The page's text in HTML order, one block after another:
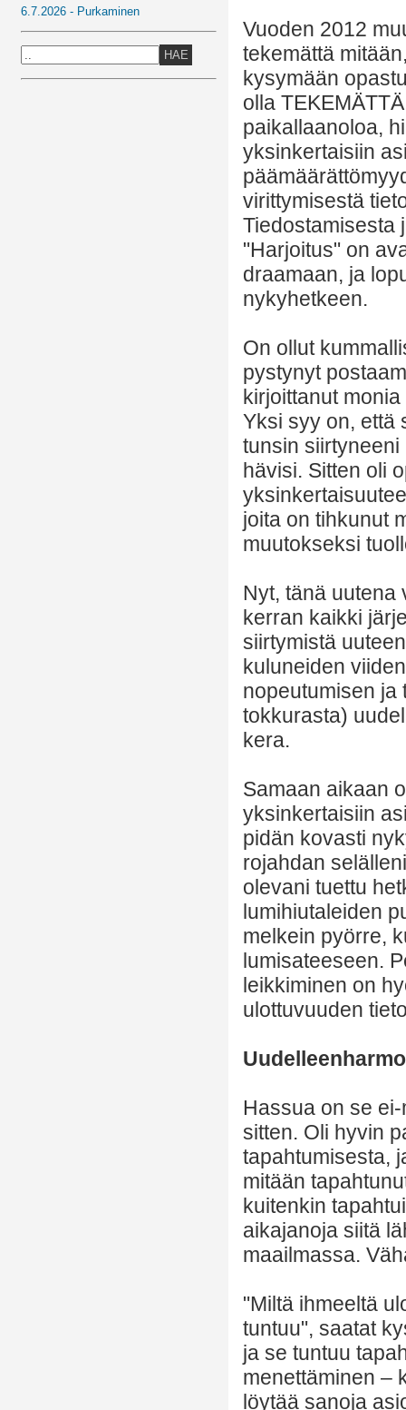
6.7.2026 - Purkaminen
HAE
Vuoden 2012
tekemättä
kysymään
olla
paikallaanoloa,
yksinkertaisiin
virittymisestä
Tiedostamisesta
"Harjoitus" on
draamaan, ja
nykyhetkeen.
On ollut
pystynyt
kirjoittanut
Yksi syy on, että
tunsin
hävisi. Sitten oli
joita on tihkunut
muutokseksi
Nyt, tänä uutena
kerran kaikki
siirtymistä
kuluneiden
nopeutumisen ja
tokkurasta)
kera.
Samaan aikaan
yksinkertaisiin
pidän kovasti
rojahdan
olevani tuettu
lumihiutaleiden
melkein pyörre,
lumisateeseen.
leikkiminen on
ulottuvuuden
Hassua on se
sitten. Oli hyvin
tapahtumisesta,
mitään
kuitenkin
aikajanoja siitä
maailmassa.
"Miltä ihmeeltä
tuntuu", saatat
ja se tuntuu
menettäminen –
löytää sanoja